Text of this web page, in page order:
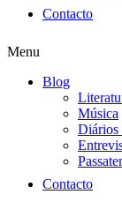
Contacto
Menu
Blog
Música
Diários
Contacto